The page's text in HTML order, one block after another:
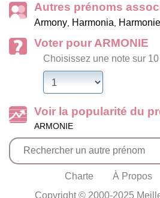
Autres prénoms
Armony, Harmonia, Harmonie
Voter pour ARMONIE
Choisissez une note sur
Voir la popularité du
ARMONIE
Charte À Propos
Copyright © 2000-2025